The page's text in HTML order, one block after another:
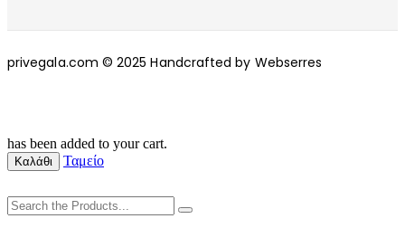
privegala.com © 2025 Handcrafted by Webserres
has been added to your cart.
Καλάθι Ταμείο